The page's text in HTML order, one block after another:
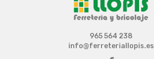
965 564 238
info@ferreteriallopis.es